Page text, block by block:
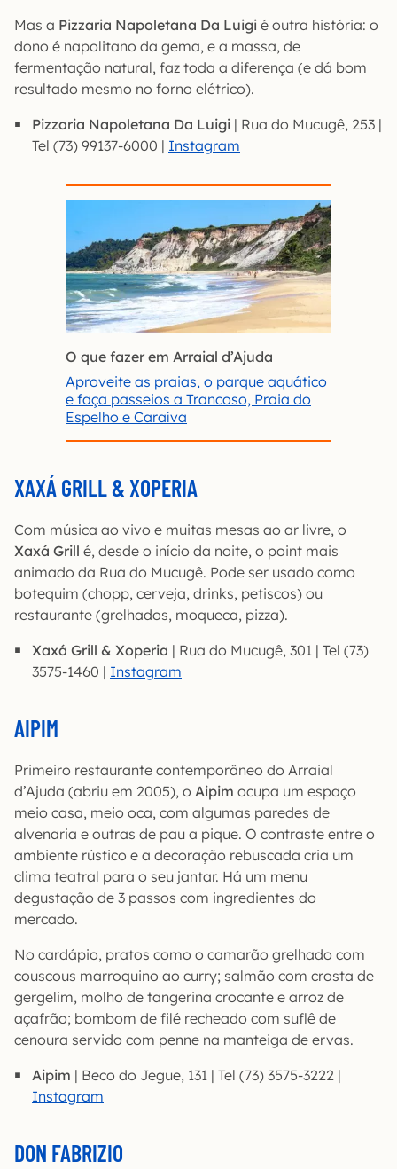
Mas a Pizzaria Napoletana Da Luigi é outra história: o
dono é napolitano da gema, e a massa, de
fermentação natural, faz toda a diferença (e dá bom
resultado mesmo no forno elétrico).
Pizzaria Napoletana Da Luigi | Rua do Mucugê, 253 |
Tel (73) 99137-6000 | Instagram
O que fazer em Arraial d’Ajuda
Aproveite as praias, o parque aquático
e faça passeios a Trancoso, Praia do
Espelho e Caraíva
XAXÁ GRILL & XOPERIA
Com música ao vivo e muitas mesas ao ar livre, o
Xaxá Grill é, desde o início da noite, o point mais
animado da Rua do Mucugê. Pode ser usado como
botequim (chopp, cerveja, drinks, petiscos) ou
restaurante (grelhados, moqueca, pizza).
Xaxá Grill & Xoperia | Rua do Mucugê, 301 | Tel (73)
3575-1460 | Instagram
AIPIM
Primeiro restaurante contemporâneo do Arraial
d’Ajuda (abriu em 2005), o Aipim ocupa um espaço
meio casa, meio oca, com algumas paredes de
alvenaria e outras de pau a pique. O contraste entre o
ambiente rústico e a decoração rebuscada cria um
clima teatral para o seu jantar. Há um menu
degustação de 3 passos com ingredientes do
mercado.
No cardápio, pratos como o camarão grelhado com
couscous marroquino ao curry; salmão com crosta de
gergelim, molho de tangerina crocante e arroz de
açafrão; bombom de filé recheado com suflê de
cenoura servido com penne na manteiga de ervas.
Aipim | Beco do Jegue, 131 | Tel (73) 3575-3222 |
Instagram
DON FABRIZIO